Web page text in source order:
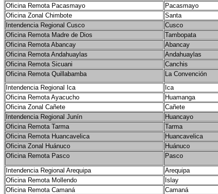
Oficina Remota Pacasmayo
Pacasmayo
Oficina Zonal Chimbote
Santa
Intendencia Regional Cusco
Cusco
Oficina Remota Madre de Dios
Tambopata
Oficina Remota Abancay
Abancay
Oficina Remota Andahuaylas
Andahuaylas
Oficina Remota Sicuani
Canchis
Oficina Remota Quillabamba
La Convención
Intendencia Regional Ica
Ica
Oficina Remota Ayacucho
Huamanga
Oficina Zonal Cañete
Cañete
Intendencia Regional Junín
Huancayo
Oficina Remota Tarma
Tarma
Oficina Remota Huancavelica
Huancavelica
Oficina Zonal Huánuco
Huánuco
Oficina Remota Pasco
Pasco
Intendencia Regional Arequipa
Arequipa
Oficina Remota Mollendo
Islay
Oficina Remota Camaná
Camaná